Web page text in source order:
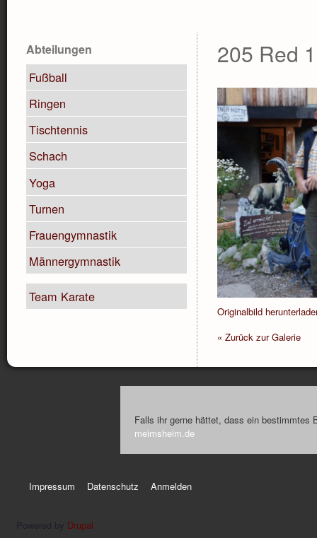
Abteilungen
Fußball
Ringen
Tischtennis
Schach
Yoga
Turnen
Frauengymnastik
Männergymnastik
Team Karate
205 Red 1
Originalbild
« Zurück zur Galerie
Falls ihr gerne hättet, dass ein
meimsheim.de
Impressum Datenschutz Anmelden
Drupal